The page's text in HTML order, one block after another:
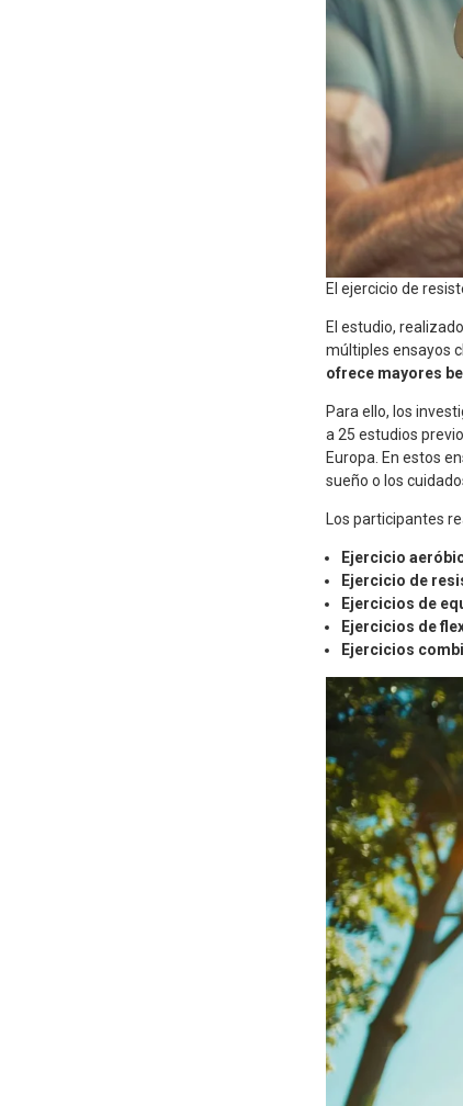
El ejercicio de
El estudio,
múltiples ensayos
ofrece mayores
Para ello, los
a 25 estudios
Europa. En estos
sueño o los
Los participantes
Ejercicio
Ejercicio de
Ejercicios de
Ejercicios de
Ejercicios